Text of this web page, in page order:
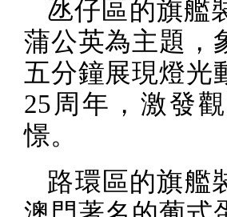
氹仔區的旗艦
蒲公英為主題，
五分鐘展現燈光
25 周年，激發
憬。
路環區的旗艦